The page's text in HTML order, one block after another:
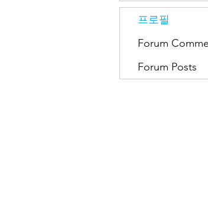
프로필
Forum
Forum Posts